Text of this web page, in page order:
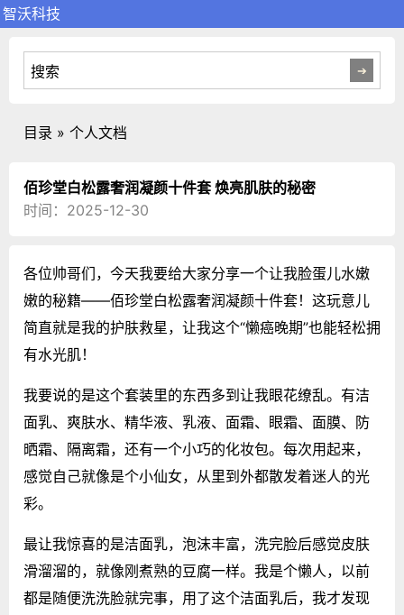
智沃科技
目录 » 个人文档
佰珍堂白松露奢润凝颜十件套 焕亮肌肤的秘密
时间：2025-12-30
各位帅哥们，今天我要给大家分享一个让我脸蛋儿水嫩
嫩的秘籍——佰珍堂白松露奢润凝颜十件套！这玩意儿
简直就是我的护肤救星，让我这个“懒癌晚期”也能轻松拥
有水光肌！
我要说的是这个套装里的东西多到让我眼花缭乱。有洁
面乳、爽肤水、精华液、乳液、面霜、眼霜、面膜、防
晒霜、隔离霜，还有一个小巧的化妆包。每次用起来，
感觉自己就像是个小仙女，从里到外都散发着迷人的光
彩。
最让我惊喜的是洁面乳，泡沫丰富，洗完脸后感觉皮肤
滑溜溜的，就像刚煮熟的豆腐一样。我是个懒人，以前
都是随便洗洗脸就完事，用了这个洁面乳后，我才发现